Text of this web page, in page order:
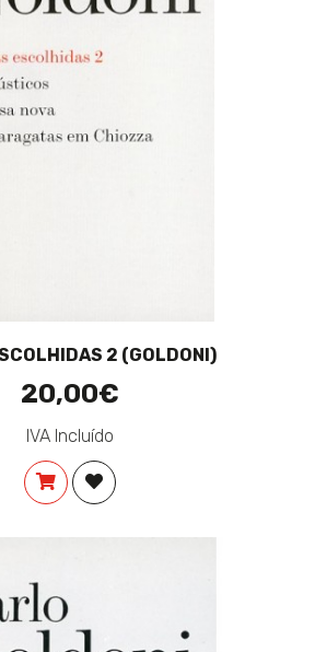
2 (GOLDONI)
20,00€
IVA Incluído
COMPRARADICIONAR À LISTA DE